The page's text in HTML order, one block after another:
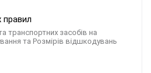
правил
транспортних засобів на
та Розмірів відшкодувань